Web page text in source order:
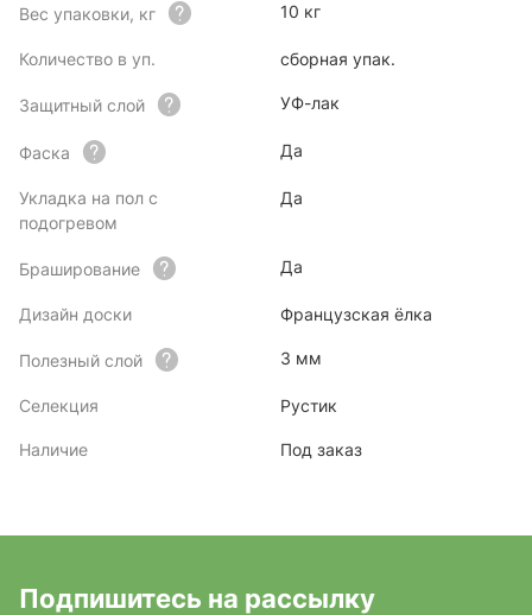
Вес упаковки, кг 10 кг
Количество в уп. сборная упак.
Защитный слой УФ-лак
Фаска Да
Укладка на пол с
подогревом
Да
Браширование Да
Дизайн доски Французская ёлка
Полезный слой 3 мм
Селекция Рустик
Наличие Под заказ
Подпишитесь на рассылку